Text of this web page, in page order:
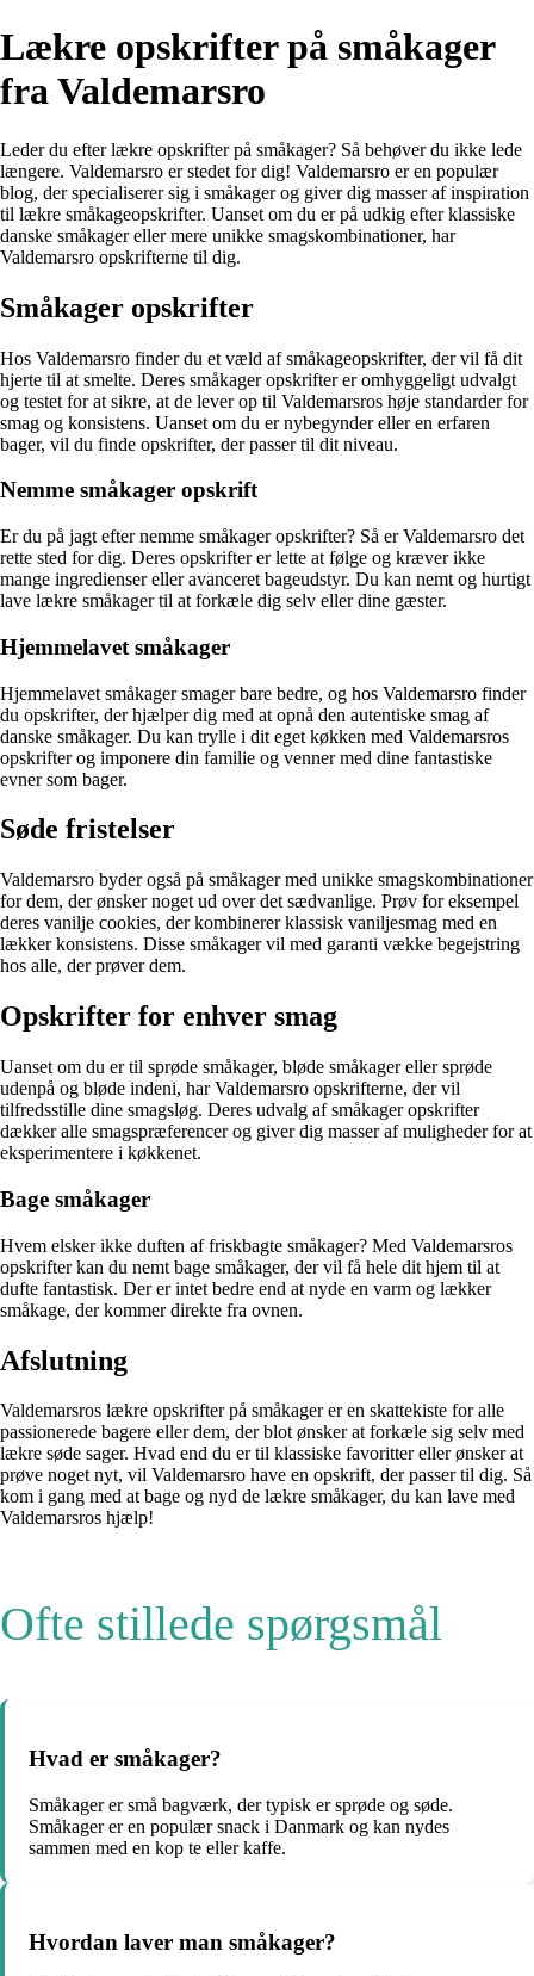
Lækre opskrifter på småkager
fra Valdemarsro
Leder du efter lækre opskrifter på småkager? Så behøver du ikke lede
længere. Valdemarsro er stedet for dig! Valdemarsro er en populær
blog, der specialiserer sig i småkager og giver dig masser af inspiration
til lækre småkageopskrifter. Uanset om du er på udkig efter klassiske
danske småkager eller mere unikke smagskombinationer, har
Valdemarsro opskrifterne til dig.
Småkager opskrifter
Hos Valdemarsro finder du et væld af småkageopskrifter, der vil få dit
hjerte til at smelte. Deres småkager opskrifter er omhyggeligt udvalgt
og testet for at sikre, at de lever op til Valdemarsros høje standarder for
smag og konsistens. Uanset om du er nybegynder eller en erfaren
bager, vil du finde opskrifter, der passer til dit niveau.
Nemme småkager opskrift
Er du på jagt efter nemme småkager opskrifter? Så er Valdemarsro det
rette sted for dig. Deres opskrifter er lette at følge og kræver ikke
mange ingredienser eller avanceret bageudstyr. Du kan nemt og hurtigt
lave lækre småkager til at forkæle dig selv eller dine gæster.
Hjemmelavet småkager
Hjemmelavet småkager smager bare bedre, og hos Valdemarsro finder
du opskrifter, der hjælper dig med at opnå den autentiske smag af
danske småkager. Du kan trylle i dit eget køkken med Valdemarsros
opskrifter og imponere din familie og venner med dine fantastiske
evner som bager.
Søde fristelser
Valdemarsro byder også på småkager med unikke smagskombinationer
for dem, der ønsker noget ud over det sædvanlige. Prøv for eksempel
deres vanilje cookies, der kombinerer klassisk vaniljesmag med en
lækker konsistens. Disse småkager vil med garanti vække begejstring
hos alle, der prøver dem.
Opskrifter for enhver smag
Uanset om du er til sprøde småkager, bløde småkager eller sprøde
udenpå og bløde indeni, har Valdemarsro opskrifterne, der vil
tilfredsstille dine smagsløg. Deres udvalg af småkager opskrifter
dækker alle smagspræferencer og giver dig masser af muligheder for at
eksperimentere i køkkenet.
Bage småkager
Hvem elsker ikke duften af friskbagte småkager? Med Valdemarsros
opskrifter kan du nemt bage småkager, der vil få hele dit hjem til at
dufte fantastisk. Der er intet bedre end at nyde en varm og lækker
småkage, der kommer direkte fra ovnen.
Afslutning
Valdemarsros lækre opskrifter på småkager er en skattekiste for alle
passionerede bagere eller dem, der blot ønsker at forkæle sig selv med
lækre søde sager. Hvad end du er til klassiske favoritter eller ønsker at
prøve noget nyt, vil Valdemarsro have en opskrift, der passer til dig. Så
kom i gang med at bage og nyd de lækre småkager, du kan lave med
Valdemarsros hjælp!
Ofte stillede spørgsmål
Hvad er småkager?
Småkager er små bagværk, der typisk er sprøde og søde.
Småkager er en populær snack i Danmark og kan nydes
sammen med en kop te eller kaffe.
Hvordan laver man småkager?